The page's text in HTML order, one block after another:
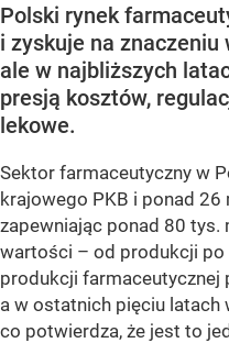
Polski rynek
i zyskuje na znaczeniu
ale w najbliższych
presją kosztów,
lekowe.
Sektor farmaceutyczny w
krajowego PKB i ponad
zapewniając ponad 80 tys.
wartości – od produkcji
produkcji farmaceutycznej
a w ostatnich pięciu latach
co potwierdza, że jest to